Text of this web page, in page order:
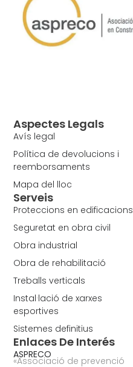
Aspectes Legals
Avís legal
Política de devolucions i
reemborsaments
Mapa del lloc
Serveis
Proteccions en edificacions
Seguretat en obra civil
Obra industrial
Obra de rehabilitació
Treballs verticals
Instal·lació de xarxes
esportives
Sistemes definitius
Enlaces De Interés
ASPRECO
«Associació de prevenció